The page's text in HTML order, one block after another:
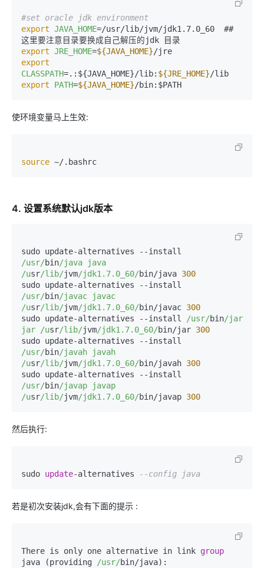
#set oracle jdk environment
export JAVA_HOME=/usr/lib/jvm/jdk1.7.0_60  ##
export JRE_HOME=${JAVA_HOME}
export
CLASSPATH=.:${JAVA_HOME}/lib: ${JRE_HOME}
export
PATH=${JAVA_HOME}/bin:$PATH
使环境变量马上生效:
source ~/.bashrc
4. 设置系统默认jdk版本
/usr/bin/java java
/usr/lib/jvm/jdk1.7.0_60/bin/java 300
/usr/bin/javac javac
/usr/lib/jvm/jdk1.7.0_60/bin/javac 300
sudo update-alternatives --install
/usr/bin/jar
jar /usr/lib/jvm/jdk1.7.0_60/bin/jar 300
/usr/bin/javah javah
/usr/lib/jvm/jdk1.7.0_60/bin/javah 300
/usr/bin/javap javap
/usr/lib/jvm/jdk1.7.0_60/bin/javap 300
然后执行:
sudo update-alternatives --config java
若是初次安装jdk,会有下面的提示 :
There is only one alternative in link group
java (providing
/usr/